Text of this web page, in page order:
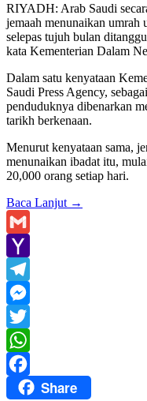
RIYADH: Arab Saudi
jemaah menunaikan umrah
selepas tujuh bulan
kata Kementerian Dalam
Dalam satu kenyataan
Saudi Press Agency,
penduduknya dibenarkan
tarikh berkenaan.
Menurut kenyataan sama,
menunaikan ibadat itu,
20,000 orang setiap hari.
Baca Lanjut →
Gmail
Yahoo
Mail
Telegram
Messenger
Twitter
WhatsApp
FacebookShare